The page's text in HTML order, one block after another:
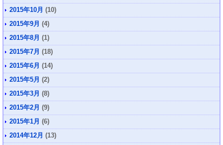
2015年10月 (10)
2015年9月 (4)
2015年8月 (1)
2015年7月 (18)
2015年6月 (14)
2015年5月 (2)
2015年3月 (8)
2015年2月 (9)
2015年1月 (6)
2014年12月 (13)